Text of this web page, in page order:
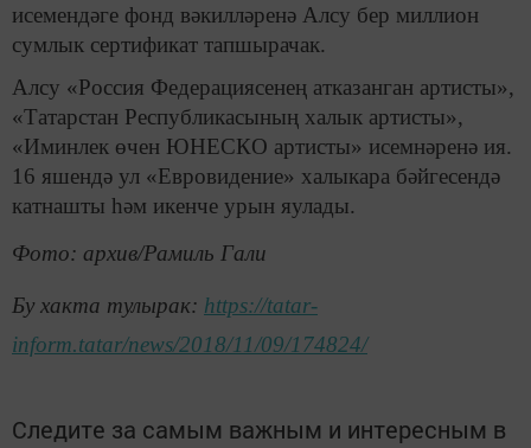
исемендәге фонд вәкилләренә Алсу бер миллион
сумлык сертификат тапшырачак.
Алсу «Россия Федерациясенең атказанган артисты»,
«Татарстан Республикасының халык артисты»,
«Иминлек өчен ЮНЕСКО артисты» исемнәренә ия.
16 яшендә ул «Евровидение» халыкара бәйгесендә
катнашты һәм икенче урын яулады.
Фото: архив/Рамиль Гали
Бу хакта тулырак: https://tatar-
inform.tatar/news/2018/11/09/174824/
Следите за самым важным и интересным в